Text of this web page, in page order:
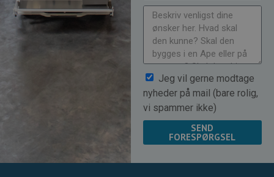
Jeg vil gerne modtage
nyheder på mail (bare rolig,
vi spammer ikke)
SEND
FORESPØRGSEL